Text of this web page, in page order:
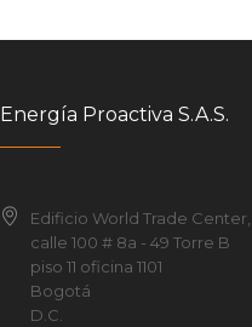
Energía Proactiva S.A.S.
Edificio World Trade Center,
calle 100 # 8a - 49 Torre B
piso 11 oficina 1101
Bogotá
D.C.